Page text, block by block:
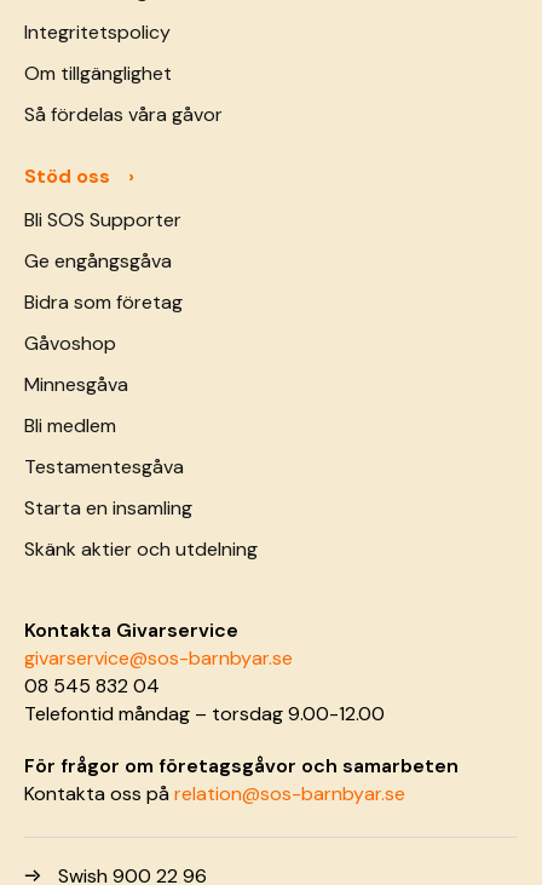
Integritetspolicy
Om tillgänglighet
Så fördelas våra gåvor
Stöd oss
Bli SOS Supporter
Ge engångsgåva
Bidra som företag
Gåvoshop
Minnesgåva
Bli medlem
Testamentesgåva
Starta en insamling
Skänk aktier och utdelning
Kontakta Givarservice
givarservice@sos-barnbyar.se
08 545 832 04
Telefontid måndag – torsdag 9.00-12.00
För frågor om företagsgåvor och samarbeten
Kontakta oss pårelation@sos-barnbyar.se
Swish 900 22 96